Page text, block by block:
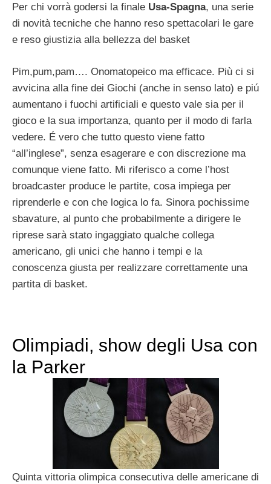
Per chi vorrà godersi la finale Usa-Spagna, una serie
di novità tecniche che hanno reso spettacolari le gare
e reso giustizia alla bellezza del basket
Pim,pum,pam…. Onomatopeico ma efficace. Più ci si
avvicina alla fine dei Giochi (anche in senso lato) e piú
aumentano i fuochi artificiali e questo vale sia per il
gioco e la sua importanza, quanto per il modo di farla
vedere. É vero che tutto questo viene fatto
“all’inglese”, senza esagerare e con discrezione ma
comunque viene fatto. Mi riferisco a come l’host
broadcaster produce le partite, cosa impiega per
riprenderle e con che logica lo fa. Sinora pochissime
sbavature, al punto che probabilmente a dirigere le
riprese sarà stato ingaggiato qualche collega
americano, gli unici che hanno i tempi e la
conoscenza giusta per realizzare correttamente una
partita di basket.
Olimpiadi, show degli Usa con
la Parker
Quinta vittoria olimpica consecutiva delle americane di